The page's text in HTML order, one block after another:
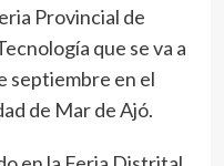
Provincial de
que se va a
septiembre en el
de Mar de Ajó.